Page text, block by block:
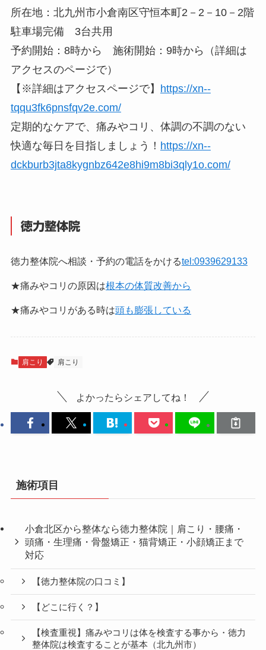
所在地：北九州市小倉南区守恒本町2－2－10－2階
駐車場完備 3台共用
予約開始：8時から 施術開始：9時から（詳細は
アクセスのページで）
【※詳細はアクセスページで】 https://xn--
tqqu3fk6pnsfqv2e.com/
定期的なケアで、痛みやコリ、体調の不調のない
快適な毎日を目指しましょう！ https://xn--
dckburb3jta8kygnbz642e8hi9m8bi3qly1o.com/
徳力整体院
徳力整体院へ相談・予約の電話をかけるtel:0939629133
★痛みやコリの原因は根本の体質改善から
★痛みやコリがある時は頭も膨張している
肩こり 肩こり
よかったらシェアしてね！
施術項目
小倉北区から整体なら徳力整体院｜肩こり・腰痛・
頭痛・生理痛・骨盤矯正・猫背矯正・小顔矯正まで
対応
【徳力整体院の口コミ】
【どこに行く？】
【検査重視】痛みやコリは体を検査する事から・徳力
整体院は検査することが基本（北九州市）